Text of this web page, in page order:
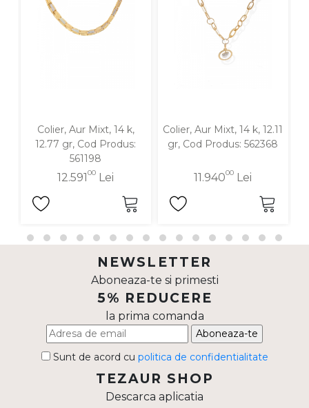
Diamante
Colier, Aur Mixt, 14 k,
12.77 gr, Cod Produs:
561198
12.59100 Lei
Colier, Aur Mixt, 14 k, 12.11
gr, Cod Produs: 562368
11.94000 Lei
NEWSLETTER
Aboneaza-te si primesti
5% REDUCERE
la prima comanda
Aboneaza-te
Sunt de acord cu politica de confidentialitate
TEZAUR SHOP
Descarca aplicatia